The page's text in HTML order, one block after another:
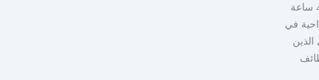
في حين أن هناك تقارير متضاربة في الأدبيات بشأن توقيت العلاج ، فمن المعتقد عمومًا أن الجراحة في غضون 24 إلى 48 ساعة
في
الذين